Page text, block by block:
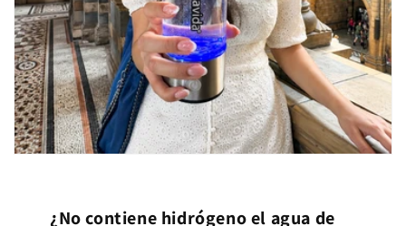
¿No contiene hidrógeno el agua de